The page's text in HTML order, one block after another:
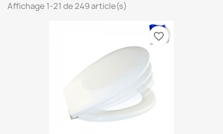
Affichage 1-21 de 249 article(s)
favorite_border